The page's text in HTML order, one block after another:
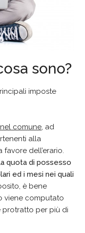
sono?
imposte
comune, ad
alla
dell’erario.
quota di possesso
ed i mesi nei quali
è bene
viene computato
protratto per più di